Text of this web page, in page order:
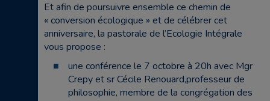
Et afin de poursuivre ensemble ce chemin de
« conversion écologique » et de célébrer cet
anniversaire, la pastorale de l’Ecologie Intégrale
vous propose :
une conférence le 7 octobre à 20h avec Mgr
Crepy et sr Cécile Renouard,professeur de
philosophie, membre de la congrégation des